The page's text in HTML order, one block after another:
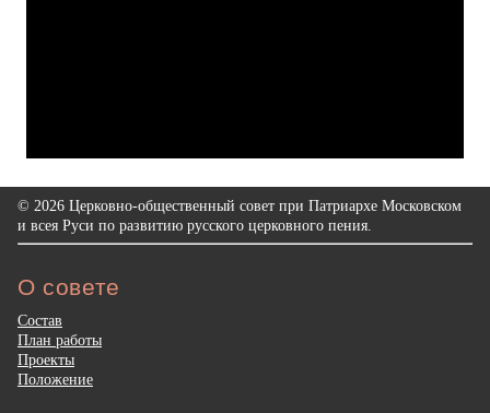
© 2026 Церковно-общественный совет при Патриархе Московском
и всея Руси по развитию русского церковного пения.
О совете
Состав
План работы
Проекты
Положение